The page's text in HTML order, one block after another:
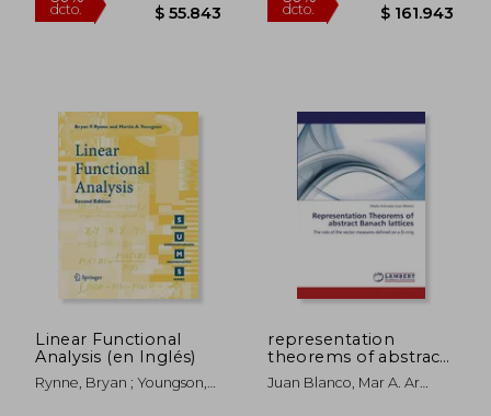
50%
dcto.
$ 111.686
$ 55.843
50%
dcto. $
Linear Functional
Analysis (en Inglés)
Rynne, Bryan ; Youngson,
representation
theorems of abstract
banach lattices (en
Inglés)
Juan Blanco, Mar A. Ar